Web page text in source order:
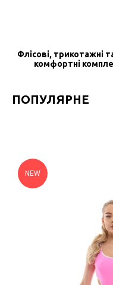
Флісові, трикотажні
комфортні
ПОПУЛЯРНЕ
NEW